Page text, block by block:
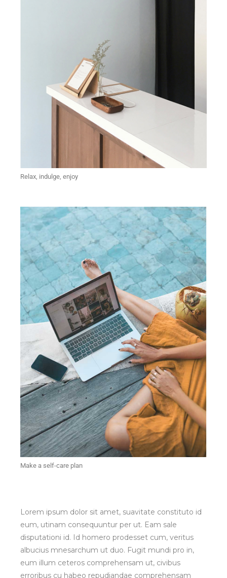
Relax, indulge, enjoy
Make a self-care plan
Lorem ipsum dolor sit amet, suavitate constituto id
eum, utinam consequuntur per ut. Eam sale
disputationi id. Id homero prodesset cum, veritus
albucius mnesarchum ut duo. Fugit mundi pro in,
eum illum ceteros comprehensam ut, civibus
erroribus cu habeo repudiandae comprehensam